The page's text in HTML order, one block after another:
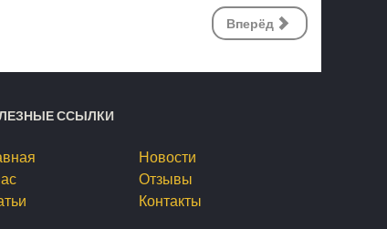
Вперёд
ССЫЛКИ
Новости
Отзывы
Контакты